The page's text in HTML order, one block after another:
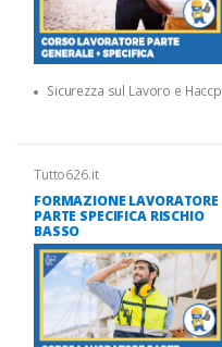
Sicurezza sul Lavoro e Haccp
Tutto626.it
FORMAZIONE LAVORATORE
PARTE SPECIFICA RISCHIO
BASSO